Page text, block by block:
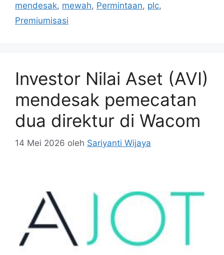
mendesak, mewah, Permintaan, plc,
Premiumisasi
Investor Nilai Aset (AVI)
mendesak pemecatan
dua direktur di Wacom
14 Mei 2026 oleh Sariyanti Wijaya